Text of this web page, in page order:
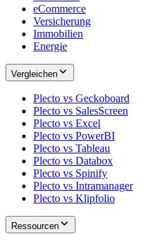
eCommerce
Versicherung
Immobilien
Energie
Vergleichen
Plecto vs Geckoboard
Plecto vs SalesScreen
Plecto vs Excel
Plecto vs PowerBI
Plecto vs Tableau
Plecto vs Databox
Plecto vs Spinify
Plecto vs Intramanager
Plecto vs Klipfolio
Ressourcen